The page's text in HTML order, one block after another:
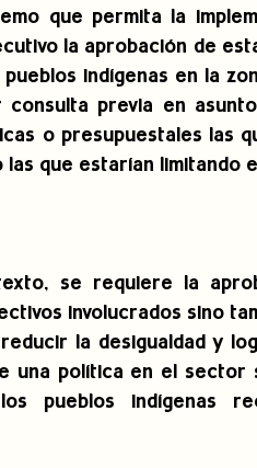
que permita la
la aprobación de
indígenas en la
consulta previa en
o presupuestales las
las que estarían limitando
se requiere la
involucrados sino
la desigualdad y
una política en el sector
pueblos indígenas